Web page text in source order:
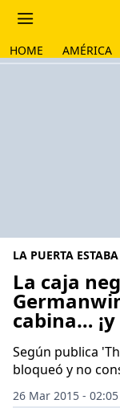
HOME AMÉRICA
LA PUERTA
La caja
cabina…
Según publica
bloqueó y no
26 Mar 2015 - 02:05